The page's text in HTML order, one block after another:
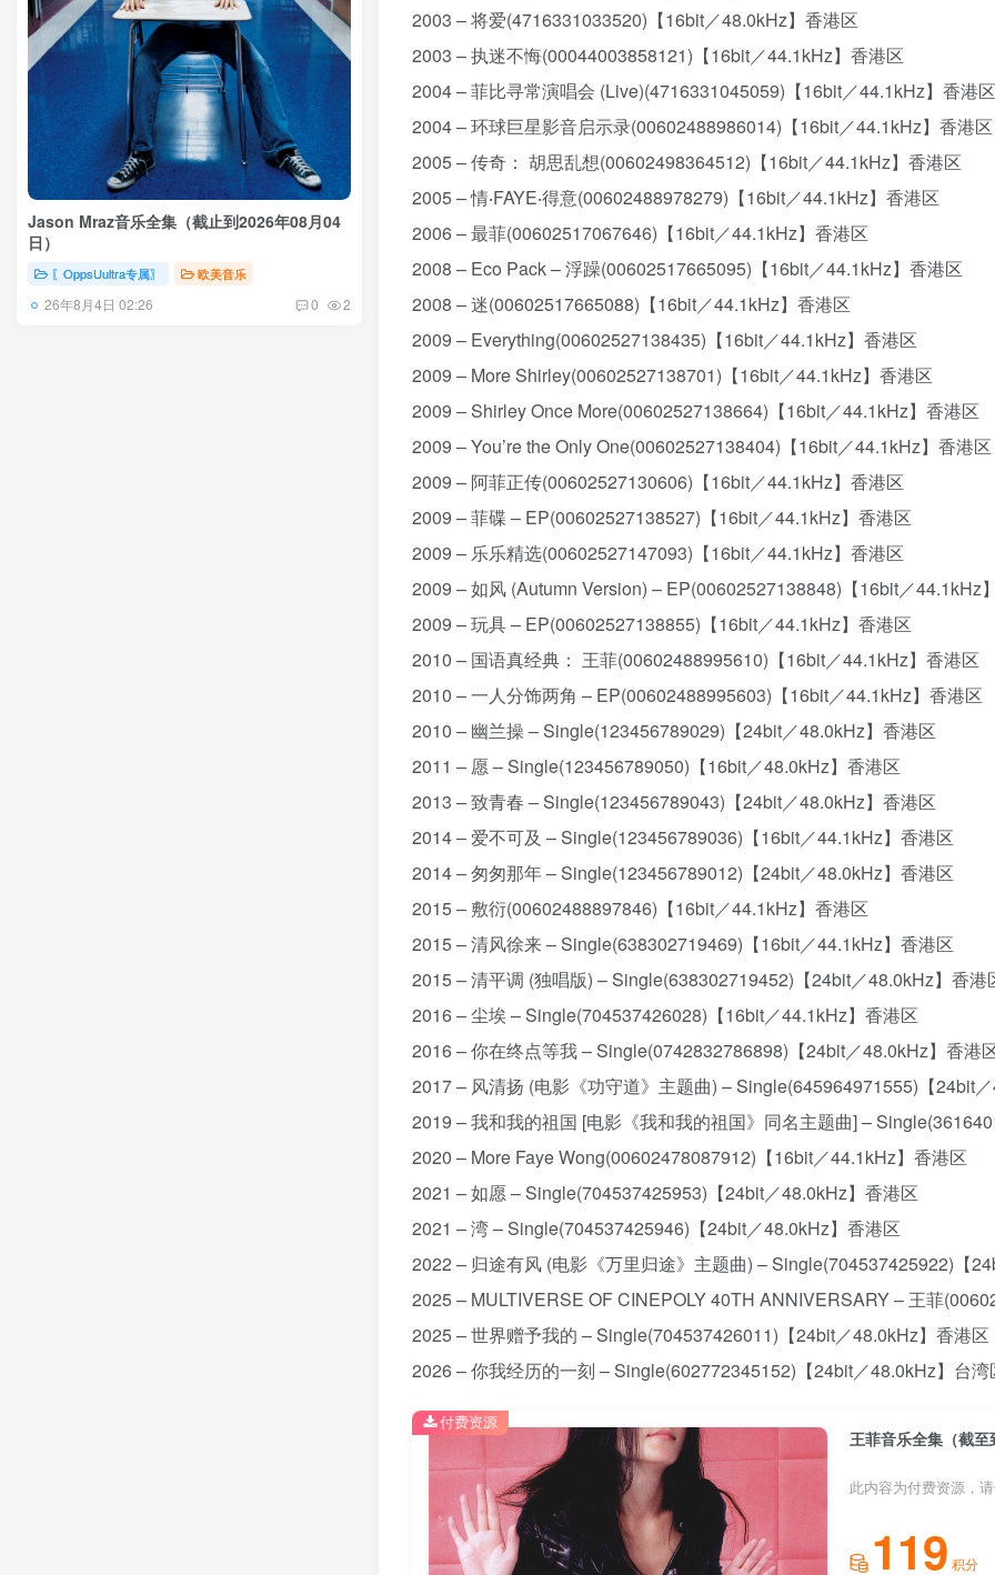
2003 – 将爱(4716331033520)【16bit／48.0kHz】香港区
2003 – 执迷不悔(00044003858121)【16bit／44.1kHz】香港区
2004 – 菲比寻常演唱会 (Live)(4716331045059)【16bit／44.1kHz】香港区
2004 – 环球巨星影音启示录(00602488986014)【16bit／44.1kHz】香港区
2005 – 传奇： 胡思乱想(00602498364512)【16bit／44.1kHz】香港区
2005 – 情‧FAYE‧得意(00602488978279)【16bit／44.1kHz】香港区
2006 – 最菲(00602517067646)【16bit／44.1kHz】香港区
2008 – Eco Pack – 浮躁(00602517665095)【16bit／44.1kHz】香港区
2008 – 迷(00602517665088)【16bit／44.1kHz】香港区
2009 – Everything(00602527138435)【16bit／44.1kHz】香港区
2009 – More Shirley(00602527138701)【16bit／44.1kHz】香港区
2009 – Shirley Once More(00602527138664)【16bit／44.1kHz】香港区
2009 – You’re the Only One(00602527138404)【16bit／44.1kHz】香港区
2009 – 阿菲正传(00602527130606)【16bit／44.1kHz】香港区
2009 – 菲碟 – EP(00602527138527)【16bit／44.1kHz】香港区
2009 – 乐乐精选(00602527147093)【16bit／44.1kHz】香港区
2009 – 如风 (Autumn Version) – EP(00602527138848)【16bit／44.1kHz
2009 – 玩具 – EP(00602527138855)【16bit／44.1kHz】香港区
2010 – 国语真经典： 王菲(00602488995610)【16bit／44.1kHz】香港区
2010 – 一人分饰两角 – EP(00602488995603)【16bit／44.1kHz】香港区
2010 – 幽兰操 – Single(123456789029)【24bit／48.0kHz】香港区
2011 – 愿 – Single(123456789050)【16bit／48.0kHz】香港区
2013 – 致青春 – Single(123456789043)【24bit／48.0kHz】香港区
2014 – 爱不可及 – Single(123456789036)【16bit／44.1kHz】香港区
2014 – 匆匆那年 – Single(123456789012)【24bit／48.0kHz】香港区
2015 – 敷衍(00602488897846)【16bit／44.1kHz】香港区
2015 – 清风徐来 – Single(638302719469)【16bit／44.1kHz】香港区
2015 – 清平调 (独唱版) – Single(638302719452)【24bit／48.0kHz】香港
2016 – 尘埃 – Single(704537426028)【16bit／44.1kHz】香港区
2016 – 你在终点等我 – Single(0742832786898)【24bit／48.0kHz】香港
2017 – 风清扬 (电影《功守道》主题曲) – Single(645964971555)【24bit
2019 – 我和我的祖国 [电影《我和我的祖国》同名主题曲] –
2020 – More Faye Wong(00602478087912)【16bit／44.1kHz】香港区
2021 – 如愿 – Single(704537425953)【24bit／48.0kHz】香港区
2021 – 湾 – Single(704537425946)【24bit／48.0kHz】香港区
2022 – 归途有风 (电影《万里归途》主题曲) – Single(704537425922)【
2025 – MULTIVERSE OF CINEPOLY 40TH ANNIVERSARY – 王菲
2025 – 世界赠予我的 – Single(704537426011)【24bit／48.0kHz】香港区
2026 – 你我经历的一刻 – Single(602772345152)【24bit／48.0kHz】台湾
王菲音乐全集（截
此内容为付费资源，
119 积分
付费资源
Jason Mraz音乐全集（截止到2026年08月04
日）
〖OppsUultra专属〗 欧美音乐
26年8月4日 02:26 0 2